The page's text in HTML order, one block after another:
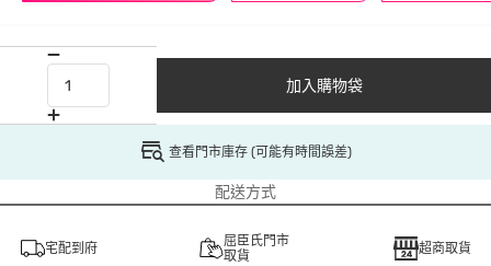
加入購物袋
查看門市庫存 (可能有時間誤差)
配送方式
宅配到府
屈臣氏門市
取貨
超商取貨